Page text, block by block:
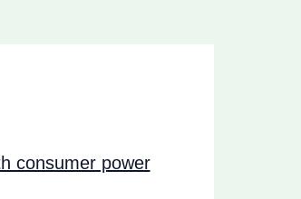
consumer power